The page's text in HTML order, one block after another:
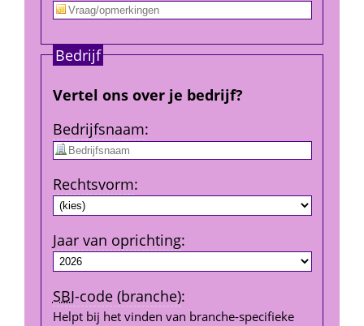
Bedrijf
Vertel ons over je bedrijf?
Bedrijfs­naam:
Rechtsvorm:
Jaar van oprichting:
SBI-code (branche):
Helpt bij het vinden van branche-specifieke